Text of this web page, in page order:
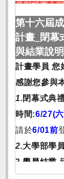
參與投票之
第十六屆
計畫_閉幕
與結業說明
計畫學員 您
感謝您參與
1.閉幕式典
時間:6/27(
請於6/01前
2.大學部學
3.學員結業-